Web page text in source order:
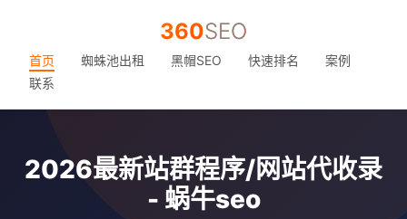
360SEO
首页 蜘蛛池出租 黑帽SEO 快速排名
案例
联系
2026最新站群程序/网站代收录
- 蜗牛seo